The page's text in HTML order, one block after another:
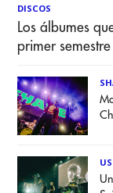
DISCOS
Los álbumes
primer